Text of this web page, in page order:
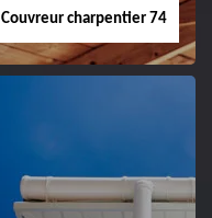
Couvreur charpentier 74